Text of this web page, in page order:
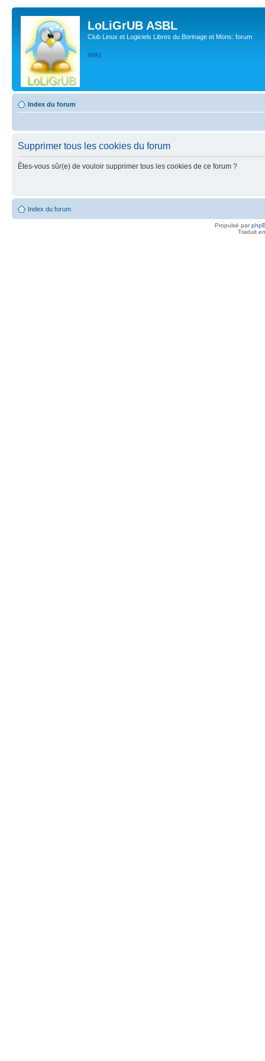
LoLiGrUB ASBL
Club Linux et Logiciels Libres du Borinage et Mons: forum
WIKI
Index du forum
Supprimer tous les cookies du forum
Êtes-vous sûr(e) de vouloir supprimer tous les cookies de ce forum ?
Index du forum
Propulsé par
Traduit